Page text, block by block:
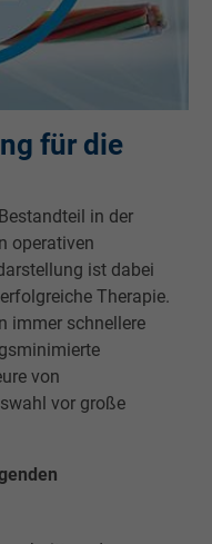
für die
in der
operativen
ist dabei
Therapie.
immer schnellere
von
vor große